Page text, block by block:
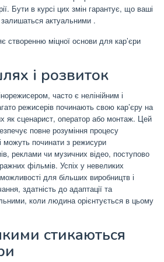
Бути в курсі цих змін гарантує, що ваші
актуальними .
створенню міцної основи для кар’єри
і розвиток
часто є нелінійним і
режисерів починають свою кар’єру на
як сценарист, оператор або монтаж. Цей
повне розуміння процесу
можуть починати з режисури
реклами чи музичних відео, поступово
фільмів. Успіх у невеликих
для більших виробництв і
здатність до адаптації та
коли людина орієнтується в цьому
стикаються